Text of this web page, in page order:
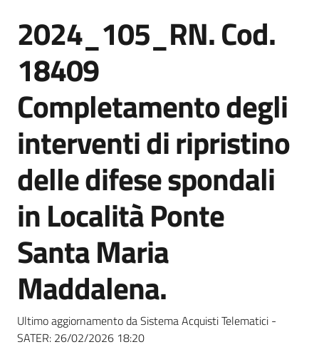
e
strumenti
acquisto
Supporto
Piattaforme
telematiche
site
Salta al contenuto
2024_105_RN. Cod.
18409
Completamento degli
interventi di ripristino
delle difese spondali
in Località Ponte
Santa Maria
Maddalena.
Ultimo aggiornamento da Sistema Acquisti Telematici -
SATER: 26/02/2026 18:20